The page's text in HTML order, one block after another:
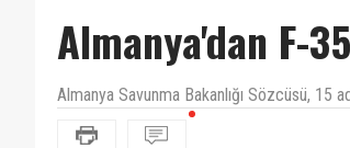
Almanya'dan F-
Almanya Savunma Bakanlığı Sözcüsü, 15